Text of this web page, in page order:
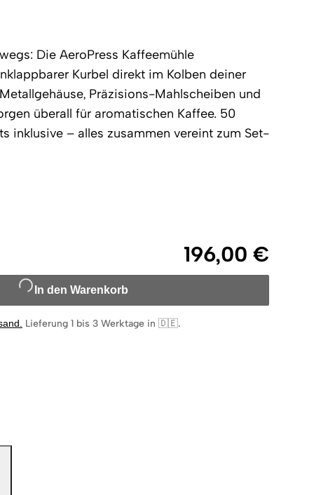
Die AeroPress Kaffeemühle
Kurbel direkt im Kolben deiner
Präzisions-Mahlscheiben und
überall für aromatischen Kaffee. 50
inklusive – alles zusammen vereint zum Set-
196,00 €
In den Warenkorb
Lieferung 1 bis 3 Werktage in 🇩🇪.